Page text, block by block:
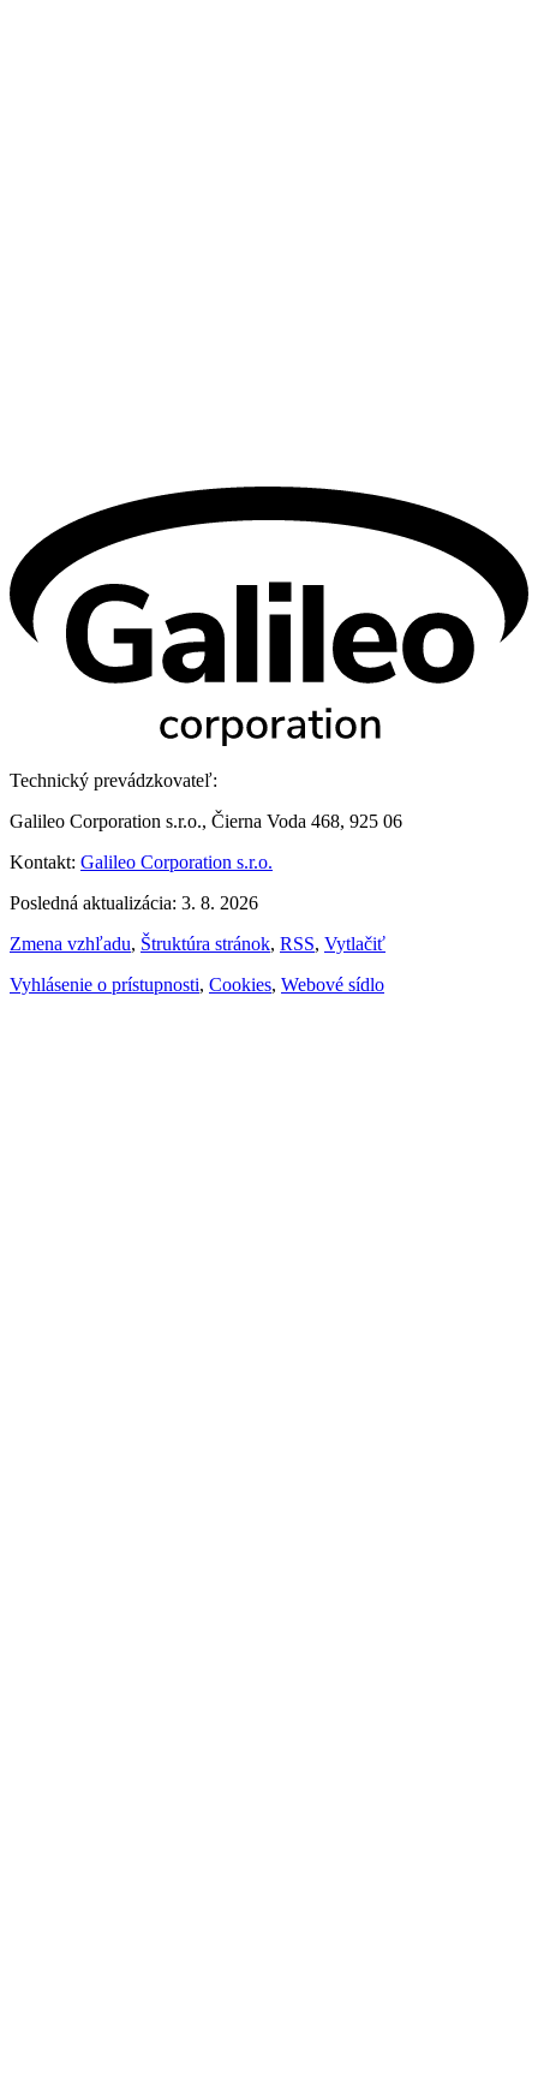
Technický prevádzkovateľ:
Galileo Corporation s.r.o., Čierna Voda 468, 925 06
Kontakt: Galileo Corporation s.r.o.
Posledná aktualizácia: 3. 8. 2026
Zmena vzhľadu, Štruktúra stránok, RSS, Vytlačiť
Vyhlásenie o prístupnosti, Cookies, Webové sídlo